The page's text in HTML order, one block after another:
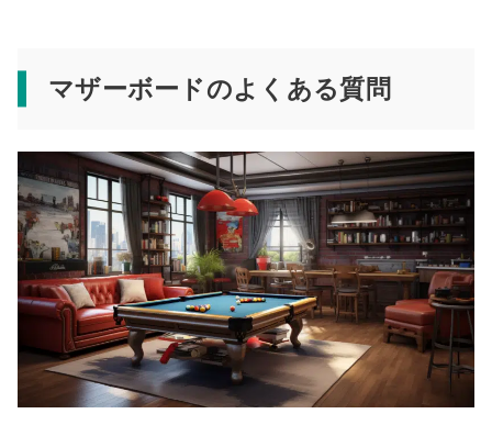
マザーボードのよくある質問